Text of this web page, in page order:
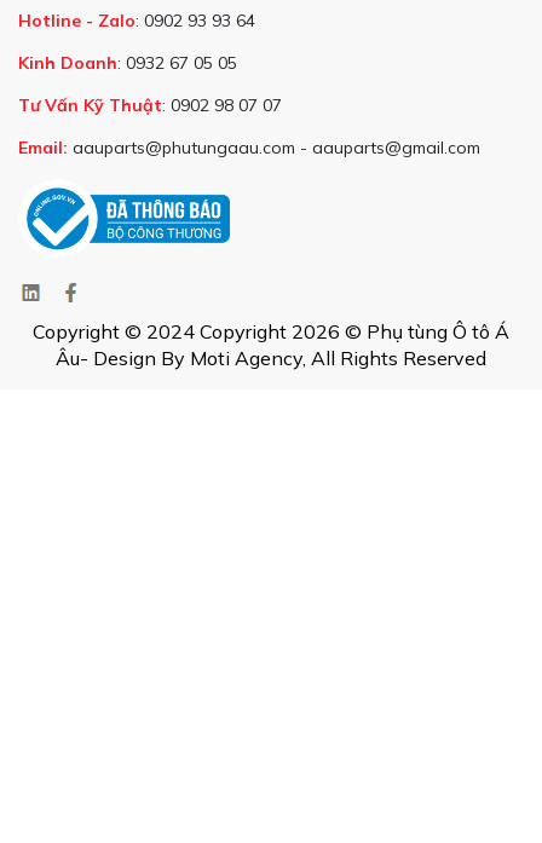
Hotline - Zalo: 0902 93 93 64
Kinh Doanh: 0932 67 05 05
Tư Vấn Kỹ Thuật: 0902 98 07 07
Email: aauparts@phutungaau.com - aauparts@gmail.com
Copyright © 2024 Copyright 2026 © Phụ tùng Ô tô Á
Âu- Design By Moti Agency, All Rights Reserved